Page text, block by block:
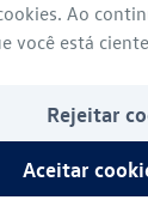
Ao
você está
Rejeitar
Aceitar